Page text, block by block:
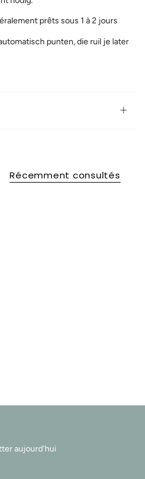
prêts sous 1 à 2 jours
punten, die ruil je later
Récemment consultés
aujourd'hui